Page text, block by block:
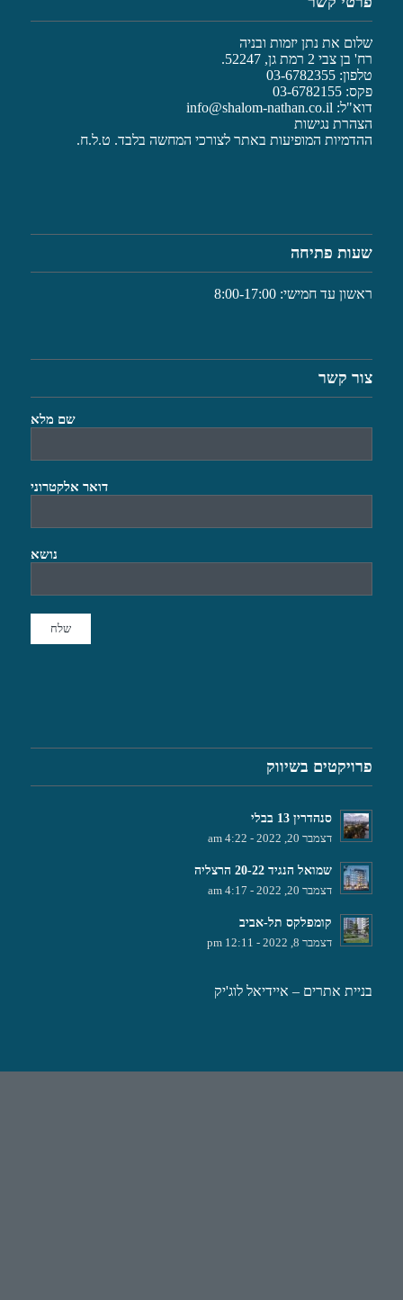
שלום את נתן יזמות ובניה
רח' בן צבי 2 רמת גן, 52247.
טלפון: 03-6782355
פקס: 03-6782155
דוא"ל: info@shalom-nathan.co.il
הצהרת נגישות
ההדמיות המופיעות באתר לצורכי המחשה בלבד. ט.ל.ח.
שעות פתיחה
ראשון עד חמישי: 8:00-17:00
צור קשר
שם מלא
דואר אלקטרוני
נושא
פרויקטים בשיווק
סנהדרין 13 בבלי
דצמבר 20, 2022 - 4:22 am
שמואל הנגיד 20-22 הרצליה
דצמבר 20, 2022 - 4:17 am
קומפלקס תל-אביב
דצמבר 8, 2022 - 12:11 pm
בניית אתרים – איידיאל לוג'יק